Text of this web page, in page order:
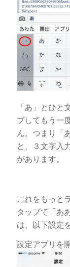
「あ」とひと
プしてもう一
ん。つまり
と、３文字入
があります。
これをもっと
タップで「あ
は、以下設定を
設定アプリを